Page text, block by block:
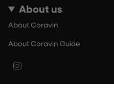
About us
About Coravin
About Coravin Guide